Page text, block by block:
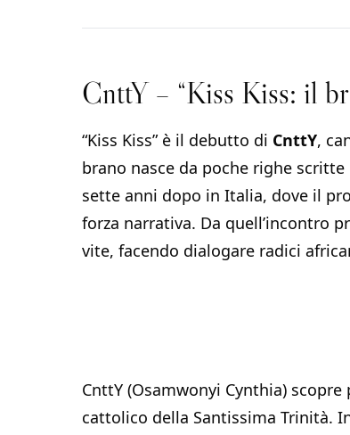
CnttY – “Kiss Kiss: il
“Kiss Kiss” è il debutto di CnttY,
brano nasce da poche righe
sette anni dopo in Italia, dove il
forza narrativa. Da quell’incontro
vite, facendo dialogare radici
CnttY (Osamwonyi Cynthia)
cattolico della Santissima Trinità.